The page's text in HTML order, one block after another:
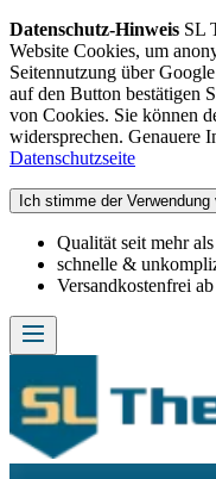
Datenschutz-Hinweis SL
Website Cookies, um
Seitennutzung über
auf den Button bestätigen
von Cookies. Sie können
widersprechen. Genauere
Datenschutzseite
Ich stimme der
Qualität seit mehr
schnelle &
Versandkostenfrei